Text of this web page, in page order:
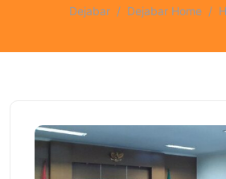
Dejabar Dejabar Home